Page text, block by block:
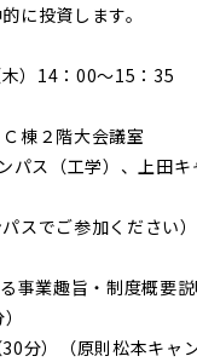
に投資します。
）14：00～15：35
棟２階大会議室
パス（工学）、上田
スでご参加ください）
業趣旨・制度概要説
原則松本キャン